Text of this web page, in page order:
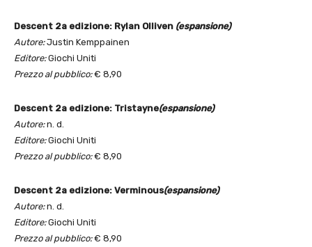
Descent 2a edizione: Rylan Olliven (espansione)
Autore:Justin Kemppainen
Editore:Giochi Uniti
Prezzo al pubblico:€ 8,90
Descent 2a edizione: Tristayne(espansione)
Autore:n. d.
Editore:Giochi Uniti
Prezzo al pubblico:€ 8,90
Descent 2a edizione: Verminous(espansione)
Autore:n. d.
Editore:Giochi Uniti
Prezzo al pubblico:€ 8,90